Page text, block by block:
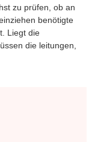
zu prüfen, ob an
benötigte
Liegt die
die leitungen,